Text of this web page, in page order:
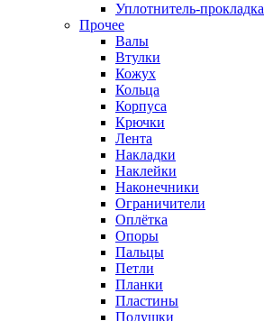
Уплотнитель-прокладка
Прочее
Валы
Втулки
Кожух
Кольца
Корпуса
Крючки
Лента
Накладки
Наклейки
Наконечники
Ограничители
Оплётка
Опоры
Пальцы
Петли
Планки
Пластины
Подушки